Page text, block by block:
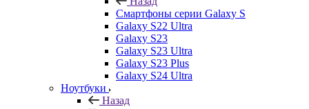
Смартфоны серии Galaxy S
Galaxy S22 Ultra
Galaxy S23
Galaxy S23 Ultra
Galaxy S23 Plus
Galaxy S24 Ultra
Ноутбуки
Назад